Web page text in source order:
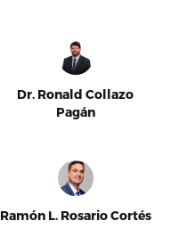
Dr. Ronald Collazo
Pagán
Ramón L. Rosario Cortés